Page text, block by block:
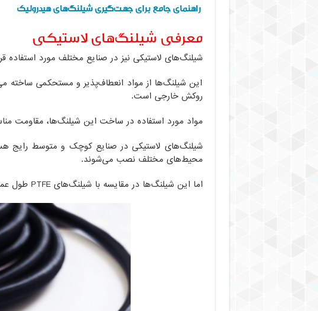
راهنمای جامع برای جهت‌گیری شیلنگ‌های هیدرولیک
معرفی شیلنگ‌های لاستیکی
شیلنگ‌های لاستیکی نیز در صنایع مختلف مورد استفاده
این شیلنگ‌ها از مواد انعطاف‌پذیر و مستحکمی ساخته
روکش خارجی است.
مواد مورد استفاده در ساخت این شیلنگ‌ها، مقاومت
شیلنگ‌های لاستیکی در صنایع کوچک و متوسط رایج
محیط‌های مختلف نصب می‌شوند.
اما این شیلنگ‌ها در مقایسه با شیلنگ‌های PTFE طول عمر و مقاومت کمتری دارند.